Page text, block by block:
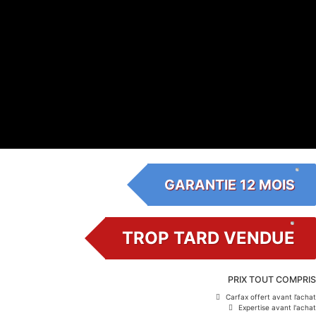
GARANTIE 12 MOIS
TROP TARD VENDUE
PRIX TOUT COMPRIS
Carfax offert avant l’achat
Expertise avant l'achat